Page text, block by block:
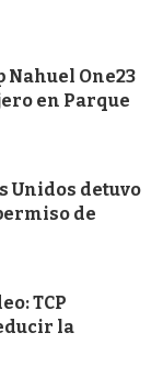
One23
en Parque
Unidos detuvo
de
TCP
la